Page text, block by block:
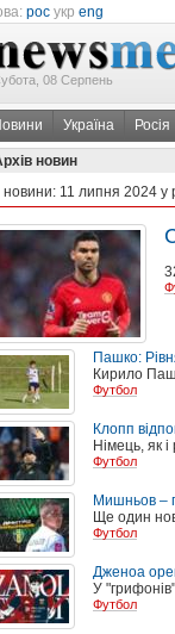
рос укр eng
08 Серпень
Україна Росія
новин
новини: 11 липня 2024 у
Пашко:
Кирило
Футбол
Клопп
Німець, як
Футбол
Мишньов –
Ще один
Футбол
Дженоа
У
Футбол